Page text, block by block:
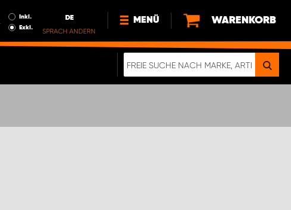
Inkl.
Exkl.
DE
SPRACH ÄNDERN
MENÜ
NEWS
WARENKORB